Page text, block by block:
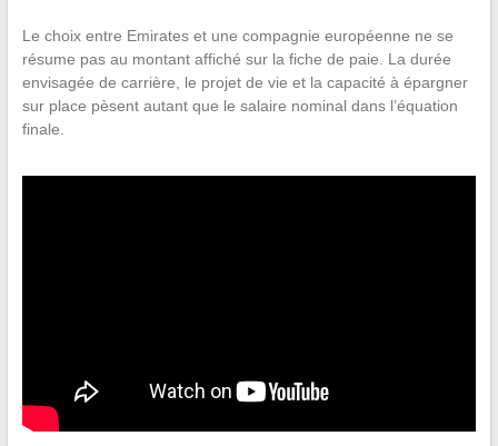
Le choix entre Emirates et une compagnie européenne ne se
résume pas au montant affiché sur la fiche de paie. La durée
envisagée de carrière, le projet de vie et la capacité à épargner
sur place pèsent autant que le salaire nominal dans l’équation
finale.